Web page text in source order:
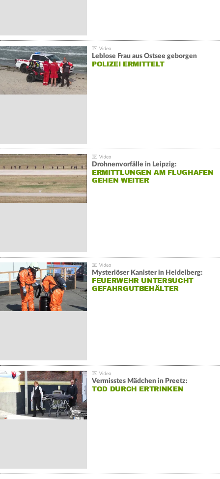
Leblose Frau aus Ostsee geborgen
POLIZEI ERMITTELT
Drohnenvorfälle in Leipzig:
ERMITTLUNGEN AM FLUGHAFEN
GEHEN WEITER
Mysteriöser Kanister in Heidelberg:
FEUERWEHR UNTERSUCHT
GEFAHRGUTBEHÄLTER
Vermisstes Mädchen in Preetz:
TOD DURCH ERTRINKEN